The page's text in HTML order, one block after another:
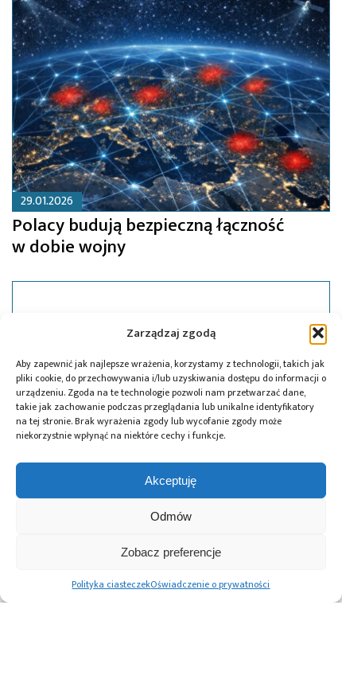
Zarządzaj zgodą
Aby zapewnić jak najlepsze wrażenia, korzystamy z technologii, takich jak
pliki cookie, do przechowywania i/lub uzyskiwania dostępu do informacji o
urządzeniu. Zgoda na te technologie pozwoli nam przetwarzać dane,
takie jak zachowanie podczas przeglądania lub unikalne identyfikatory
na tej stronie. Brak wyrażenia zgody lub wycofanie zgody może
niekorzystnie wpłynąć na niektóre cechy i funkcje.
Akceptuję
Odmów
Zobacz preferencje
Polityka ciasteczekOświadczenie o prywatności
29.01.2026
Polacy budują bezpieczną łączność
w dobie wojny
Devices uzyskały certyfikat zgodności
CC-Link IE TSN